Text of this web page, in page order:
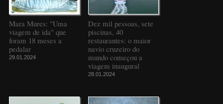
Mara Mures: "Uma
viagem de ida" que
foram 18 meses a
pedalar
29.01.2024
Dez mil pessoas, sete
piscinas, 40
restaurantes: o maior
navio cruzeiro do
mundo começou a
viagem inaugural
28.01.2024